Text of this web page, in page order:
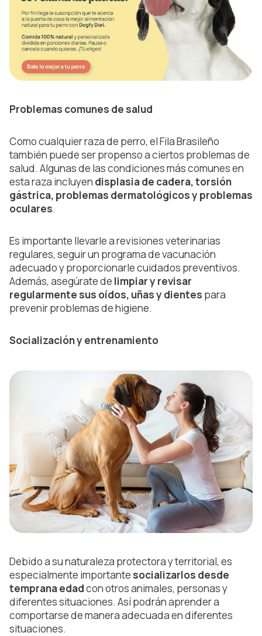
Problemas comunes de salud
Como cualquier raza de perro, el Fila Brasileño
también puede ser propenso a ciertos problemas de
salud. Algunas de las condiciones más comunes en
esta raza incluyen displasia de cadera, torsión
gástrica, problemas dermatológicos y problemas
oculares.
Es importante llevarle a revisiones veterinarias
regulares, seguir un programa de vacunación
adecuado y proporcionarle cuidados preventivos.
Además, asegúrate de limpiar y revisar
regularmente sus oídos, uñas y dientes para
prevenir problemas de higiene.
Socialización y entrenamiento
Debido a su naturaleza protectora y territorial, es
especialmente importante socializarlos desde
temprana edadcon otros animales, personas y
diferentes situaciones. Así podrán aprender a
comportarse de manera adecuada en diferentes
situaciones.